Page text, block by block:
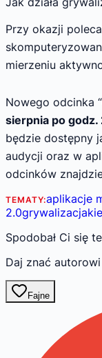
Przy okazji
mierzeniu
Nowego odcinka
sierpnia po godz.
będzie dostępny
audycji oraz w
odcinków
TEMATY:aplikacje
2.0grywalizacja
Spodobał Ci się
Daj znać
Fajne